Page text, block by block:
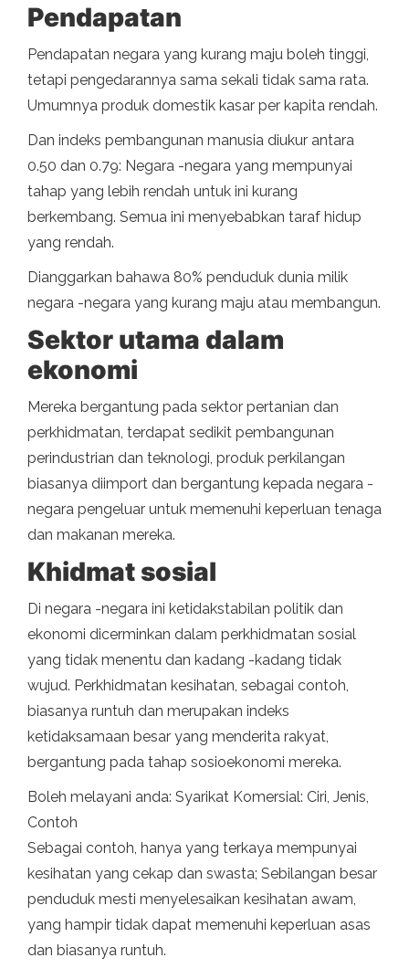
Pendapatan
Pendapatan negara yang kurang maju boleh tinggi,
tetapi pengedarannya sama sekali tidak sama rata.
Umumnya produk domestik kasar per kapita rendah.
Dan indeks pembangunan manusia diukur antara
0.50 dan 0.79: Negara -negara yang mempunyai
tahap yang lebih rendah untuk ini kurang
berkembang. Semua ini menyebabkan taraf hidup
yang rendah.
Dianggarkan bahawa 80% penduduk dunia milik
negara -negara yang kurang maju atau membangun.
Sektor utama dalam
ekonomi
Mereka bergantung pada sektor pertanian dan
perkhidmatan, terdapat sedikit pembangunan
perindustrian dan teknologi, produk perkilangan
biasanya diimport dan bergantung kepada negara -
negara pengeluar untuk memenuhi keperluan tenaga
dan makanan mereka.
Khidmat sosial
Di negara -negara ini ketidakstabilan politik dan
ekonomi dicerminkan dalam perkhidmatan sosial
yang tidak menentu dan kadang -kadang tidak
wujud. Perkhidmatan kesihatan, sebagai contoh,
biasanya runtuh dan merupakan indeks
ketidaksamaan besar yang menderita rakyat,
bergantung pada tahap sosioekonomi mereka.
Boleh melayani anda: Syarikat Komersial: Ciri, Jenis,
Contoh
Sebagai contoh, hanya yang terkaya mempunyai
kesihatan yang cekap dan swasta; Sebilangan besar
penduduk mesti menyelesaikan kesihatan awam,
yang hampir tidak dapat memenuhi keperluan asas
dan biasanya runtuh.